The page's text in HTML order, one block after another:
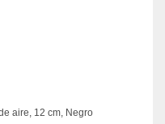
aire, 12 cm, Negro